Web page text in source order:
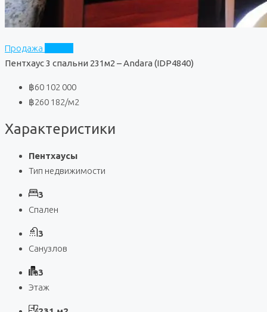
Продажа
Пентхаус 3 спальни 231м2 – Andara (IDP4840)
฿60 102 000
฿260 182/м2
Характеристики
Пентхаусы
Тип недвижимости
3
Спален
3
Санузлов
3
Этаж